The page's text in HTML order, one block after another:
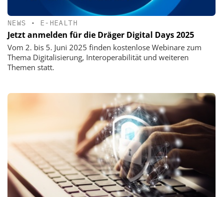
NEWS • E-HEALTH
Jetzt anmelden für die Dräger Digital Days 2025
Vom 2. bis 5. Juni 2025 finden kostenlose Webinare zum
Thema Digitalisierung, Interoperabilität und weiteren
Themen statt.